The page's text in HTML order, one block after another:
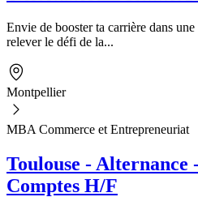
Envie de booster ta carrière dans
relever le défi de la...
Montpellier
MBA Commerce et Entrepreneuriat
Toulouse - Alternance
Comptes H/F